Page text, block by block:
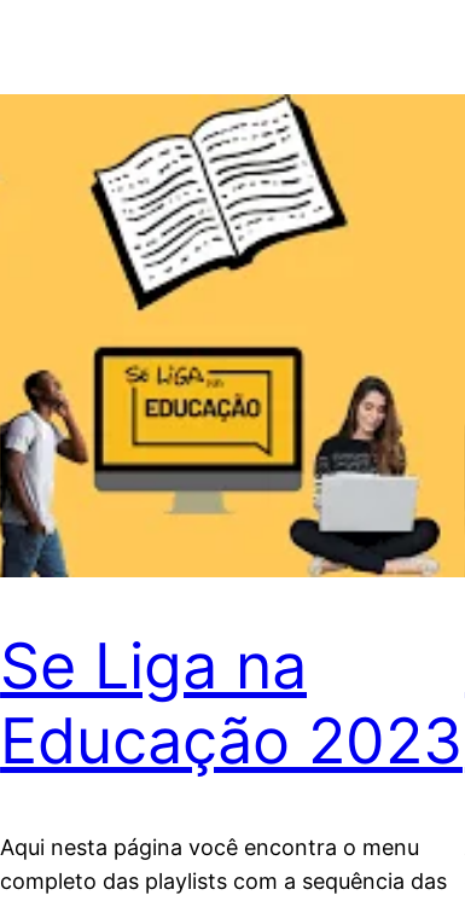
Se Liga na
Educação 2023
Aqui nesta página você encontra o menu
completo das playlists com a sequência das